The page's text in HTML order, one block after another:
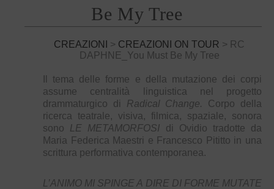
Be My Tree
CREAZIONI > CREAZIONI ON TOUR > RC
DAPHNE_You Must Be My Tree
Il tema delle forme e della mutazione dei corpi
assume centralità linguistica nel progetto
drammaturgico di Radical Change.
Corpo della
ricerca teatrale, visiva, filmica, spaziale, sonora
sono LE METAMORFOSI di Ovidio tradotte da
Maria Federica Maestri e Francesco Pititto in una
scrittura performativa contemporanea.
L’ANIMO MI SPINGE A DIRE DI FORME MUTATE